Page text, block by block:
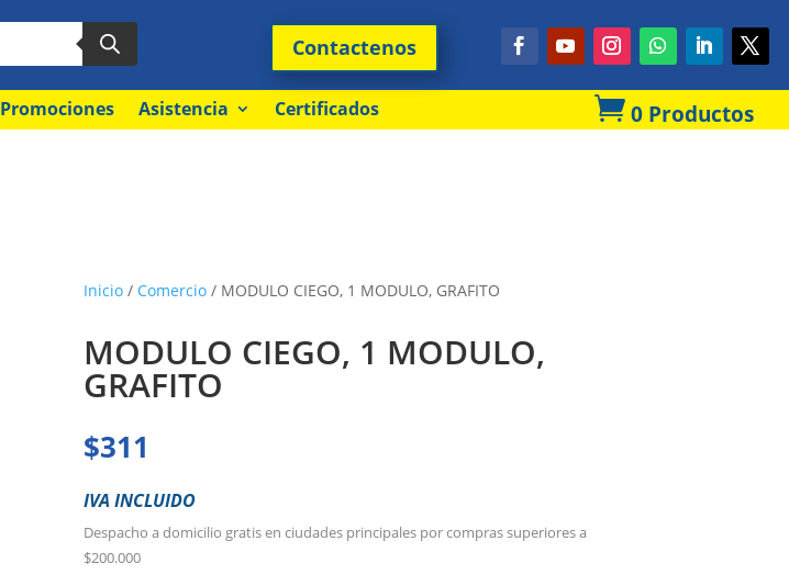
Contactenos
Promociones Asistencia Certificados  0 Productos
Inicio/ Comercio/ MODULO CIEGO, 1 MODULO, GRAFITO
MODULO CIEGO, 1 MODULO,
GRAFITO
$311
IVA INCLUIDO
Despacho a domicilio gratis en ciudades principales por compras superiores a
$200.000